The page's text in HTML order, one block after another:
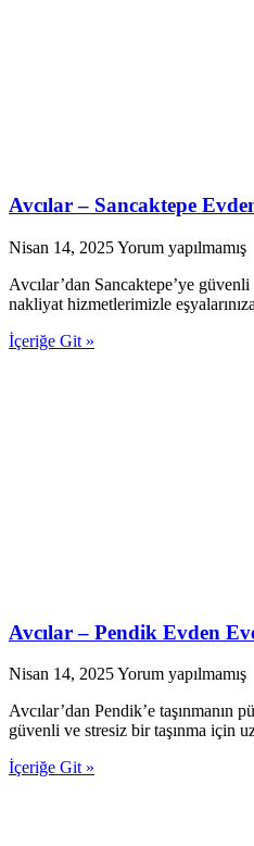
Avcılar – Sancaktepe
Nisan 14, 2025Yorum yapılmamış
Avcılar’dan Sancaktepe’ye
nakliyat hizmetlerimizle
İçeriğe Git »
Avcılar – Pendik Evden
Nisan 14, 2025Yorum yapılmamış
Avcılar’dan Pendik’e taşınmanın
güvenli ve stresiz bir taşınma için
İçeriğe Git »